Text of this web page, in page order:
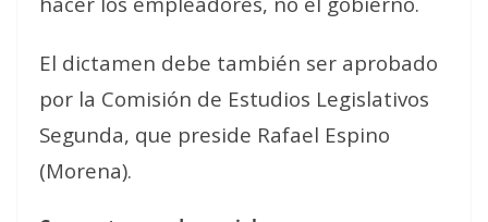
El dictamen debe también ser aprobado
por la Comisión de Estudios Legislativos
Segunda, que preside Rafael Espino
(Morena).